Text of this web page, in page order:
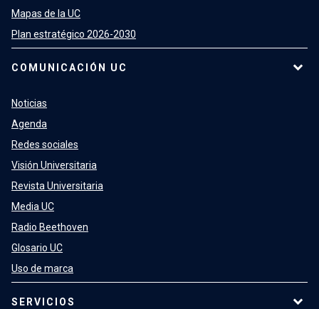
Mapas de la UC
Plan estratégico 2026-2030
COMUNICACIÓN UC
Noticias
Agenda
Redes sociales
Visión Universitaria
Revista Universitaria
Media UC
Radio Beethoven
Glosario UC
Uso de marca
SERVICIOS